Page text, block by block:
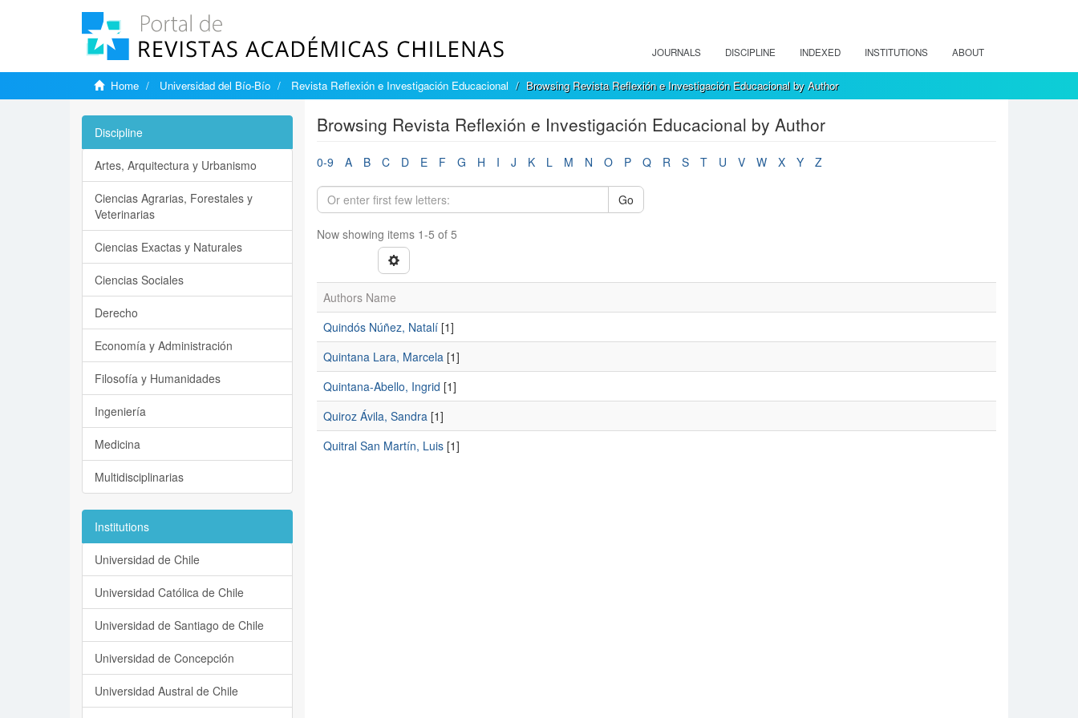
JOURNALS DISCIPLINE INDEXED INSTITUTIONS ABOUT
Home Universidad del Bío-Bío Revista Reflexión e Investigación Educacional Browsing Revista Reflexión e Investigación Educacional by Author
Browsing Revista Reflexión e Investigación Educacional by Author
0-9 A B C D E F G H I J K L M N O P Q R S T U V W X Y Z
Go
Now showing items 1-5 of 5
Authors Name
Quindós Núñez, Natalí[1]
Quintana Lara, Marcela[1]
Quintana-Abello, Ingrid [1]
Quiroz Ávila, Sandra[1]
Quitral San Martín, Luis[1]
Discipline
Artes, Arquitectura y Urbanismo
Ciencias Agrarias, Forestales y
Veterinarias
Ciencias Exactas y Naturales
Ciencias Sociales
Derecho
Economía y Administración
Filosofía y Humanidades
Ingeniería
Medicina
Multidisciplinarias
Institutions
Universidad de Chile
Universidad Católica de Chile
Universidad de Santiago de Chile
Universidad de Concepción
Universidad Austral de Chile